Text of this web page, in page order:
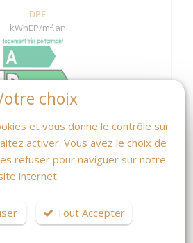
DPE
kWhEP/m².an
choix
et vous donne le contrôle sur
activer. Vous avez le choix de
refuser pour naviguer sur notre
internet.
Tout Accepter